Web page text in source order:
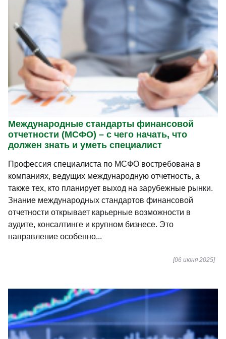
Международные стандарты финансовой
отчетности (МСФО) – с чего начать, что
должен знать и уметь специалист
Профессия специалиста по МСФО востребована в
компаниях, ведущих международную отчетность, а
также тех, кто планирует выход на зарубежные рынки.
Знание международных стандартов финансовой
отчетности открывает карьерные возможности в
аудите, консалтинге и крупном бизнесе. Это
направление особенно...
[06 июня 2025]